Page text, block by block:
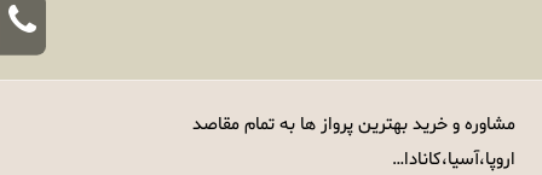
مشاوره و خرید بهترین پرواز ها به تمام مقاصد
اروپا،آسیا،کانادا…